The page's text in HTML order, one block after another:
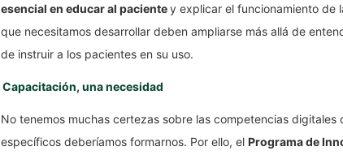
esencial en educar al pacientey explicar el funcionamiento de
que necesitamos desarrollar deben ampliarse más allá de
de instruir a los pacientes en su uso.
Capacitación, una necesidad
No tenemos muchas certezas sobre las competencias
específicos deberíamos formarnos. Por ello, el Programa de